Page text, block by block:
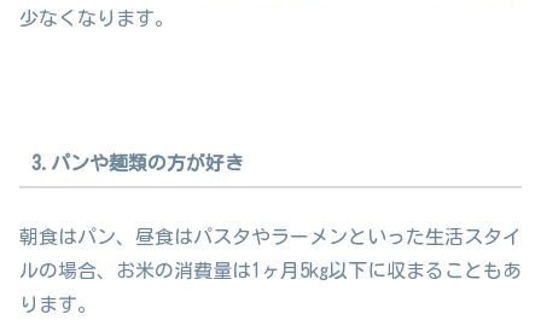
少なくなります。
3.パンや麺類の方が好き
朝食はパン、昼食はパスタやラーメンといった生活スタイ
ルの場合、お米の消費量は1ヶ月5kg以下に収まることもあ
ります。